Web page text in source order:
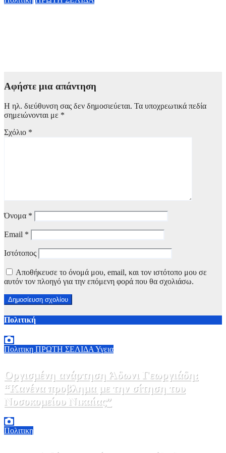
Αφήστε μια απάντηση
Η ηλ. διεύθυνση σας δεν δημοσιεύεται. Τα υποχρεωτικά πεδία
σημειώνονται με *
Σχόλιο *
Όνομα *
Email *
Ιστότοπος
Αποθήκευσε το όνομά μου, email, και τον ιστότοπο μου σε
αυτόν τον πλοηγό για την επόμενη φορά που θα σχολιάσω.
Πολιτική
Πολιτικη ΠΡΩΤΗ ΣΕΛΙΔΑ Υγεια
Οργισμένη ανάρτηση Άδωνι Γεωργιάδη:
“Κανένα προβλημα με την σίτηση του
Νοσοκομείου Νικαίας”
Πολιτικη